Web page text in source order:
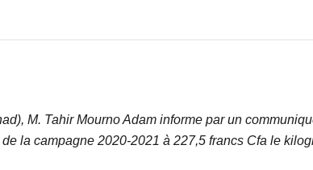
M. Tahir Mourno Adam informe par un
la campagne 2020-2021 à 227,5 francs Cfa le